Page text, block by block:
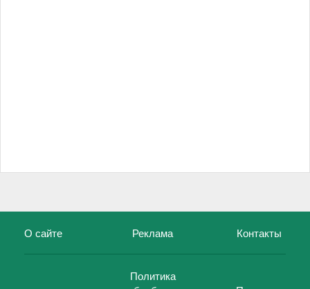
О сайте Реклама Контакты
Политика